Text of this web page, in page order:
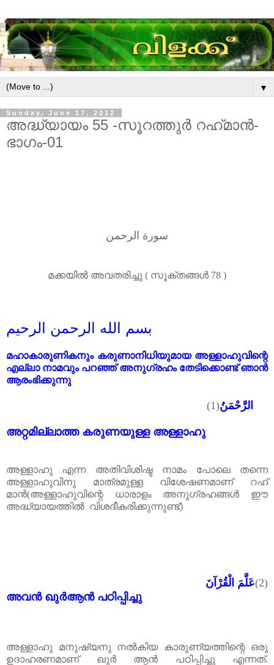
▼
Sunday, June 17, 2012
അദ്ധ്യായം 55 -സൂറത്തുർ റഹ്‌മാൻ-
ഭാഗം-01
سورة الرحمن
മക്കയിൽ അവതരിച്ചു ( സൂക്തങ്ങൾ 78 )
بسم الله الرحمن الرحيم
മഹാകാരുണികനും കരുണാനിധിയുമായ അള്ളാഹുവിന്റെ
എല്ലാ നാമവും പറഞ്ഞ് അനുഗ്രഹം തേടിക്കൊണ്ട് ഞാൻ
ആരംഭിക്കുന്നു
الرَّحْمَنُ(1)
അറ്റമില്ലാത്ത കരുണയുള്ള അള്ളാഹു
അള്ളാഹു എന്ന അതിവിശിഷ്ട നാമം പോലെ തന്നെ
അള്ളാഹുവിനു മാത്രമുള്ള വിശേഷണമാണ് റഹ്
മാൻ(അള്ളാഹുവിന്റെ ധാരാളം അനുഗ്രഹങ്ങൾ ഈ
അദ്ധ്യായത്തിൽ വിശദീകരിക്കുന്നുണ്ട്)
عَلَّمَ الْقُرْآنَ(2)
അവൻ ഖുർആൻ പഠിപ്പിച്ചു
അള്ളാഹു മനുഷ്യനു നൽകിയ കാരുണ്യത്തിന്റെ ഒരു
ഉദാഹരണമാണ് ഖുർ ആൻ പഠിപ്പിച്ചു എന്നത്.